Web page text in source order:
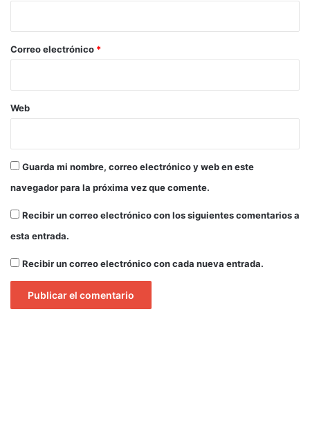
r
y
e
s
u
e
c
r
t
a
i
o
d
e
d
u
a
*
Correo electrónico *
Web
Guarda mi nombre, correo electrónico y web en este
navegador para la próxima vez que comente.
Recibir un correo electrónico con los siguientes comentarios a
esta entrada.
Recibir un correo electrónico con cada nueva entrada.